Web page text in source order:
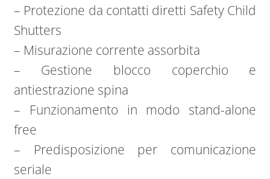
– Protezione da contatti diretti Safety Child
Shutters
– Misurazione corrente assorbita
– Gestione blocco coperchio e
antiestrazione spina
– Funzionamento in modo stand-alone
free
– Predisposizione per comunicazione
seriale